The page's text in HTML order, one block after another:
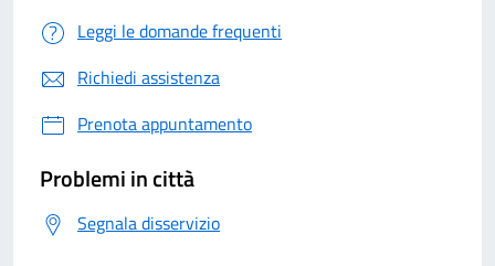
Leggi le domande frequenti
Richiedi assistenza
Prenota appuntamento
Problemi in città
Segnala disservizio